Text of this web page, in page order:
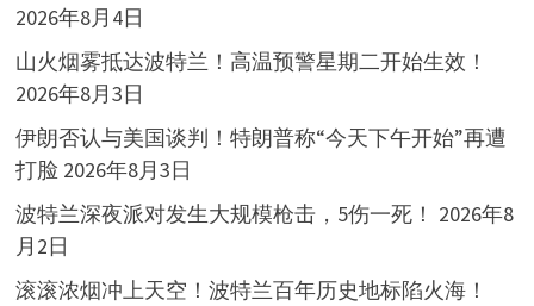
2026年8月4日
山火烟雾抵达波特兰！高温预警星期二开始生效！
2026年8月3日
伊朗否认与美国谈判！特朗普称“今天下午开始”再遭
打脸 2026年8月3日
波特兰深夜派对发生大规模枪击，5伤一死！ 2026年8
月2日
滚滚浓烟冲上天空！波特兰百年历史地标陷火海！